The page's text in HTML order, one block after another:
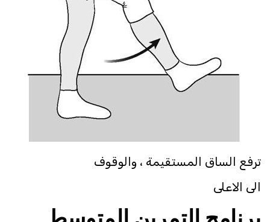
ترفع الساق المستقيمة ، والوقوف
الى الاعلى